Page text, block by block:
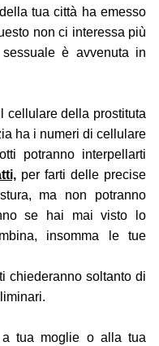
tua città ha emesso
non ci interessa più
è avvenuta in
cellulare della prostituta
ha i numeri di cellulare
potranno interpellarti
per farti delle precise
ma non potranno
se hai mai visto lo
insomma le tue
chiederanno soltanto di
a tua moglie o alla tua